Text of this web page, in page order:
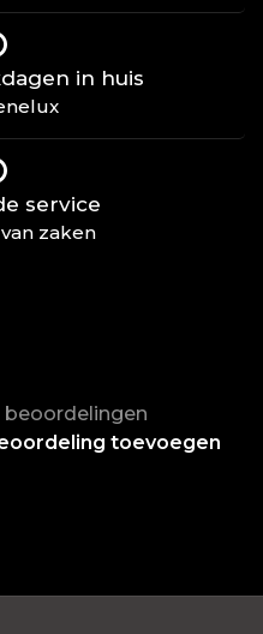
in huis
service
zaken
beoordelingen
toevoegen